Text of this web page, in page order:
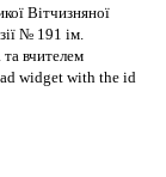
Вітчизняної
№ 191 ім.
вчителем
widget with the id